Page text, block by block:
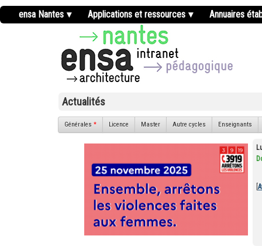
ensa Nantes Applications et ressources Annuaires
Actualités
Générales * Licence Master Autre cycles Enseignants
[